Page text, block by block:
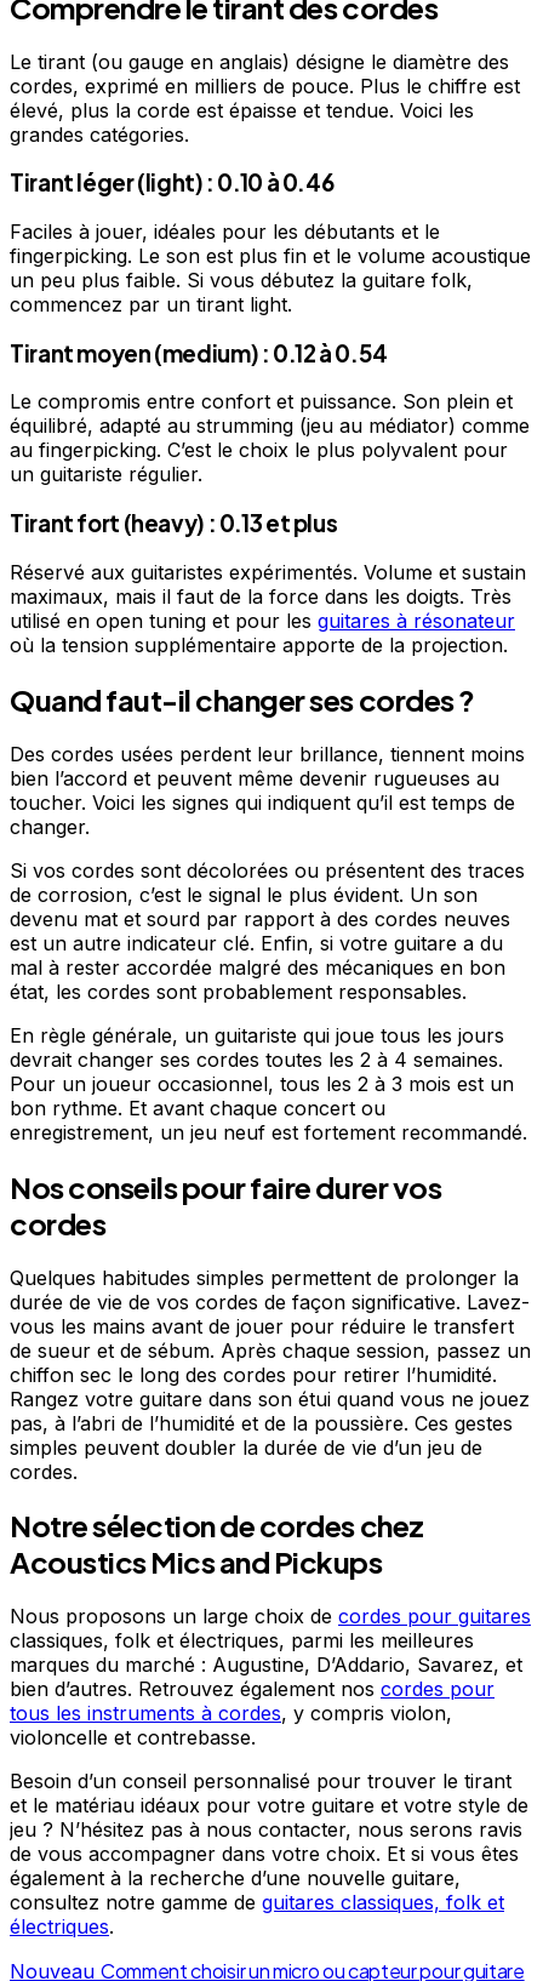
Le tirant (ou gauge en anglais) désigne le diamètre des
cordes, exprimé en milliers de pouce. Plus le chiffre est
élevé, plus la corde est épaisse et tendue. Voici les
grandes catégories.
Tirant léger (light) : 0.10 à 0.46
Faciles à jouer, idéales pour les débutants et le
fingerpicking. Le son est plus fin et le volume acoustique
un peu plus faible. Si vous débutez la guitare folk,
commencez par un tirant light.
Tirant moyen (medium) : 0.12 à 0.54
Le compromis entre confort et puissance. Son plein et
équilibré, adapté au strumming (jeu au médiator) comme
au fingerpicking. C’est le choix le plus polyvalent pour
un guitariste régulier.
Tirant fort (heavy) : 0.13 et plus
Réservé aux guitaristes expérimentés. Volume et sustain
maximaux, mais il faut de la force dans les doigts. Très
utilisé en open tuning et pour les guitares à résonateur
où la tension supplémentaire apporte de la projection.
Quand faut-il changer ses cordes ?
Des cordes usées perdent leur brillance, tiennent moins
bien l’accord et peuvent même devenir rugueuses au
toucher. Voici les signes qui indiquent qu’il est temps de
changer.
Si vos cordes sont décolorées ou présentent des traces
de corrosion, c’est le signal le plus évident. Un son
devenu mat et sourd par rapport à des cordes neuves
est un autre indicateur clé. Enfin, si votre guitare a du
mal à rester accordée malgré des mécaniques en bon
état, les cordes sont probablement responsables.
En règle générale, un guitariste qui joue tous les jours
devrait changer ses cordes toutes les 2 à 4 semaines.
Pour un joueur occasionnel, tous les 2 à 3 mois est un
bon rythme. Et avant chaque concert ou
enregistrement, un jeu neuf est fortement recommandé.
Nos conseils pour faire durer vos
cordes
Quelques habitudes simples permettent de prolonger la
durée de vie de vos cordes de façon significative. Lavez-
vous les mains avant de jouer pour réduire le transfert
de sueur et de sébum. Après chaque session, passez un
chiffon sec le long des cordes pour retirer l’humidité.
Rangez votre guitare dans son étui quand vous ne jouez
pas, à l’abri de l’humidité et de la poussière. Ces gestes
simples peuvent doubler la durée de vie d’un jeu de
cordes.
Notre sélection de cordes chez
Acoustics Mics and Pickups
Nous proposons un large choix de cordes pour guitares
classiques, folk et électriques, parmi les meilleures
marques du marché : Augustine, D’Addario, Savarez, et
bien d’autres. Retrouvez également nos cordes pour
tous les instruments à cordes, y compris violon,
violoncelle et contrebasse.
Besoin d’un conseil personnalisé pour trouver le tirant
et le matériau idéaux pour votre guitare et votre style de
jeu ? N’hésitez pas à nous contacter, nous serons ravis
de vous accompagner dans votre choix. Et si vous êtes
également à la recherche d’une nouvelle guitare,
consultez notre gamme de guitares classiques, folk et
électriques.
Nouveau Comment choisir un micro ou capteur pour guitare